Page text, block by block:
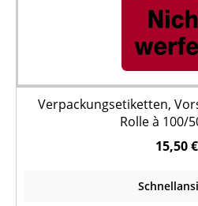
Verpackungsetiketten,
Rolle à 100/
15,50 €